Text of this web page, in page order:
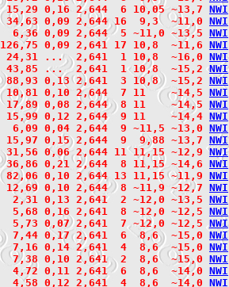
0,16 2,644  6 10,05 ~13,7 NWI
0,09 2,644 16  9,3  ~11,0 NWI
6,36 0,09 2,644  5 ~11,0 ~13,5 NWI
0,09 2,641 17 10,8  ~11,6 NWI
24,31 ...  2,641  1 10,8  ~16,0 NWI
43,85 ...  2,641  1 10,8  ~15,2 NWI
88,93 0,13 2,641  3 10,8  ~15,2 NWI
0,10 2,644  7 11    ~14,5 NWI
17,89 0,08 2,644  8 11    ~14,5 NWI
15,99 0,12 2,644  9 11    ~14,4 NWI
6,09 0,04 2,644  9 ~11,5 ~13,0
NWI
15,97 0,15 2,644  9  9,88 ~13,7 NWI
31,56 0,06 2,644 11 11,15 ~12,9 NWI
36,86 0,21 2,644  8 11,15 ~14,6 NWI
82,06 0,10 2,644 13 11,15 ~11,9 NWI
12,69 0,10 2,644  8 ~11,9 ~12,7 NWI
2,31 0,13 2,641  2 ~12,0 ~13,5 NWI
5,68 0,16 2,641  8 ~12,0 ~12,5 NWI
5,73 0,07 2,641  7 ~12,0 ~12,5 NWI
7,44 0,17 2,641  6  8,6  ~15,0 NWI
7,16 0,14 2,641  4  8,6  ~15,0 NWI
7,38 0,10 2,641  2  8,6  ~15,0 NWI
4,72 0,11 2,641  6  8,6  ~14,0 NWI
4,58 0,12 2,641  4  8,6  ~14,0 NWI